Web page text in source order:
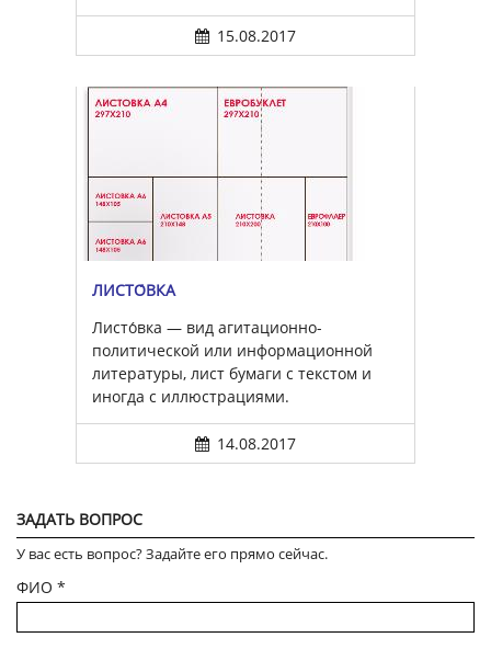
15.08.2017
ЛИСТО́ВКА
Листо́вка — вид агитационно-
политической или информационной
литературы, лист бумаги с текстом и
иногда с иллюстрациями.
14.08.2017
ЗАДАТЬ ВОПРОС
У вас есть вопрос? Задайте его прямо сейчас.
ФИО *